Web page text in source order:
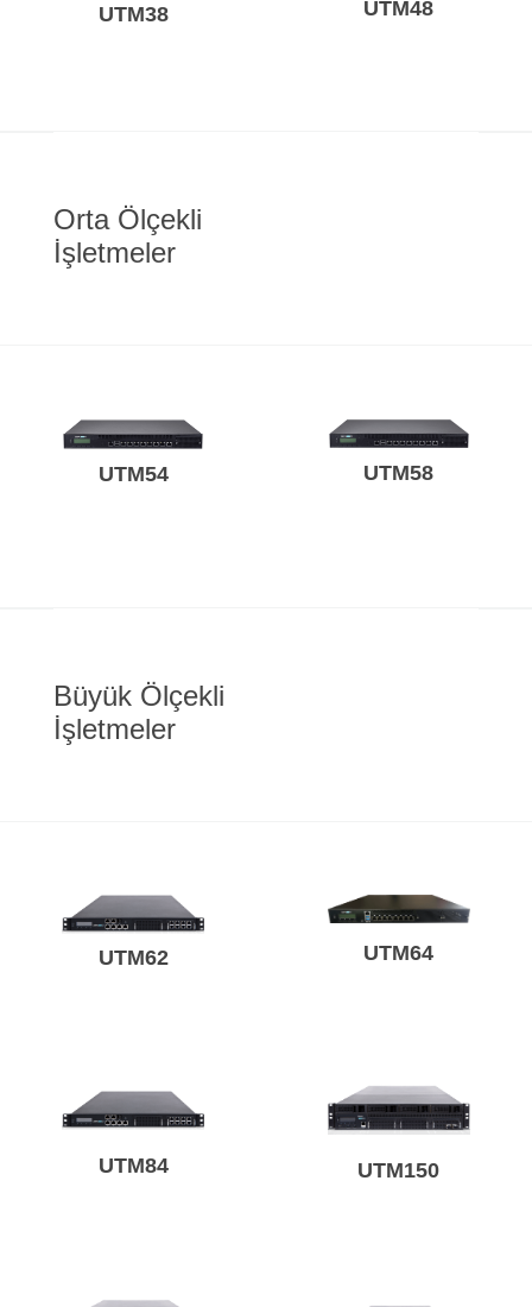
UTM38 UTM48
Orta Ölçekli
İşletmeler
UTM54 UTM58
Büyük Ölçekli
İşletmeler
UTM62 UTM64
UTM84 UTM150